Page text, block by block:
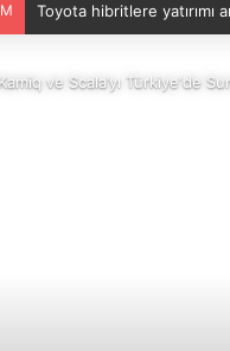
Toyota hibritlere yatırımı
ve Scala’yı Türkiye‘de